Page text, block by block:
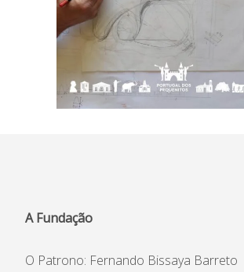
Relatório de Atividades e
Apoios Financeiros do
Conselho
Comissão
Conselho
A Fundação
O Patrono: Fernando Bissaya Barreto